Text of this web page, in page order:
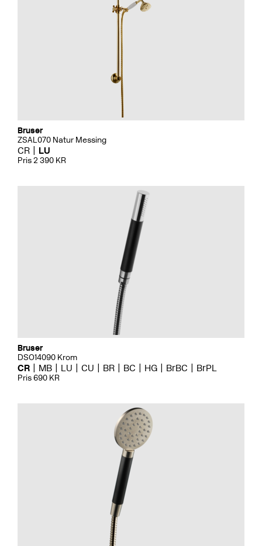
Bruser
ZSAL070 Natur Messing
CR LU
Pris 2 390 KR
Bruser
DSO14090 Krom
CR MB LU CU BR BC HG BrBC BrPL
Pris 690 KR